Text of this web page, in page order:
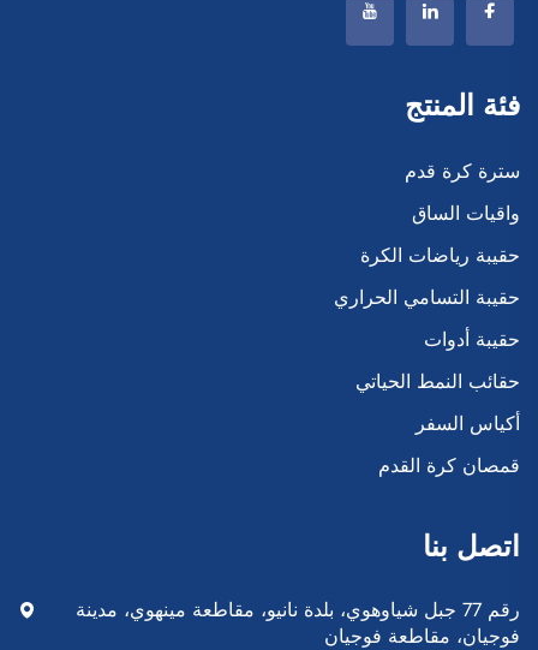
فئة المنتج
سترة كرة قدم
واقيات الساق
حقيبة رياضات الكرة
حقيبة التسامي الحراري
حقيبة أدوات
حقائب النمط الحياتي
أكياس السفر
قمصان كرة القدم
اتصل بنا
رقم 77 جبل شياوهوي، بلدة نانيو، مقاطعة مينهوي، مدينة
فوجيان، مقاطعة فوجيان